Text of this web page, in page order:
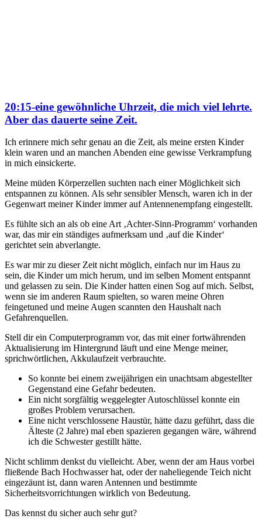
20:15-eine gewöhnliche Uhrzeit, die mich viel lehrte.
Aber das dauerte seine Zeit.
Ich erinnere mich sehr genau an die Zeit, als meine ersten Kinder
klein waren und an manchen Abenden eine gewisse Verkrampfung
in mich einsickerte.
Meine müden Körperzellen suchten nach einer Möglichkeit sich
entspannen zu können. Als sehr sensibler Mensch, waren ich in der
Gegenwart meiner Kinder immer auf Antennenempfang eingestellt.
Es fühlte sich an als ob eine Art ‚Achter-Sinn-Programm‘ vorhanden
war, das mir ein ständiges aufmerksam und ‚auf die Kinder‘
gerichtet sein abverlangte.
Es war mir zu dieser Zeit nicht möglich, einfach nur im Haus zu
sein, die Kinder um mich herum, und im selben Moment entspannt
und gelassen zu sein. Die Kinder hatten einen Sog auf mich. Selbst,
wenn sie im anderen Raum spielten, so waren meine Ohren
feingetuned und meine Augen scannten den Haushalt nach
Gefahrenquellen.
Stell dir ein Computerprogramm vor, das mit einer fortwährenden
Aktualisierung im Hintergrund läuft und eine Menge meiner,
sprichwörtlichen, Akkulaufzeit verbrauchte.
So konnte bei einem zweijährigen ein unachtsam abgestellter
Gegenstand eine Gefahr bedeuten.
Ein nicht sorgfältig weggelegter Autoschlüssel konnte ein
großes Problem verursachen.
Eine nicht verschlossene Haustür, hätte dazu geführt, dass die
Älteste (2 Jahre) mal eben spazieren gegangen wäre, während
ich die Schwester gestillt hätte.
Nicht schlimm denkst du vielleicht. Aber, wenn der am Haus vorbei
fließende Bach Hochwasser hat, oder der naheliegende Teich nicht
eingezäunt ist, dann waren Antennen und bestimmte
Sicherheitsvorrichtungen wirklich von Bedeutung.
Das kennst du sicher auch sehr gut?